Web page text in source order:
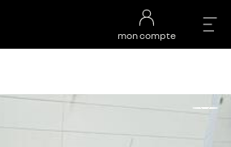
mon compte